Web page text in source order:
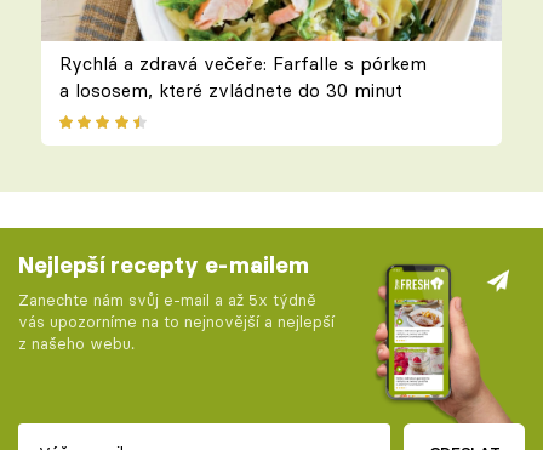
Rychlá a zdravá večeře: Farfalle s pórkem
a lososem, které zvládnete do 30 minut
Nejlepší recepty e-mailem
Zanechte nám svůj e-mail a až 5x týdně
vás upozorníme na to nejnovější a nejlepší
z našeho webu.